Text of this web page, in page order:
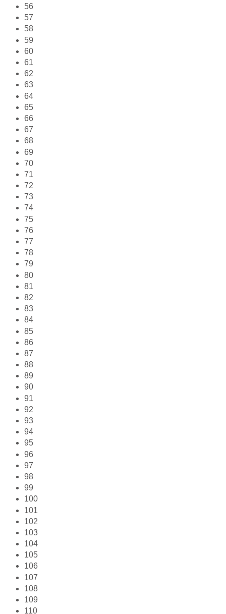
56
57
58
59
60
61
62
63
64
65
66
67
68
69
70
71
72
73
74
75
76
77
78
79
80
81
82
83
84
85
86
87
88
89
90
91
92
93
94
95
96
97
98
99
100
101
102
103
104
105
106
107
108
109
110